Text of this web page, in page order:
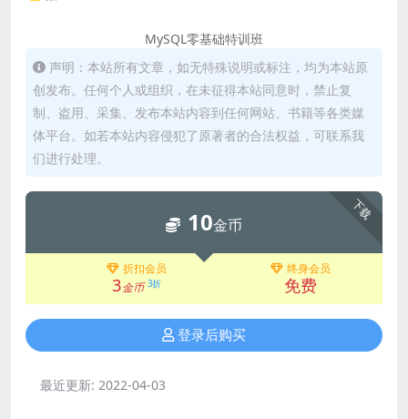
MySQL零基础特训班
声明：本站所有文章，如无特殊说明或标注，均为本站原
创发布。任何个人或组织，在未征得本站同意时，禁止复
制、盗用、采集、发布本站内容到任何网站、书籍等各类媒
体平台。如若本站内容侵犯了原著者的合法权益，可联系我
们进行处理。
下载
10金币
折扣会员
3金币 3折
终身会员
免费
登录后购买
最近更新: 2022-04-03